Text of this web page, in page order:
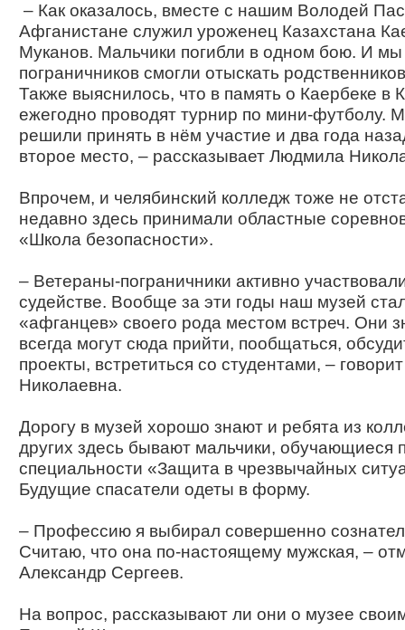
– Как оказалось, вместе с нашим Володей
Афганистане служил уроженец Казахстана
Муканов. Мальчики погибли в одном бою. И мы
пограничников смогли отыскать
Также выяснилось, что в память о Каербеке в
ежегодно проводят турнир по мини-футболу.
решили принять в нём участие и два года
второе место, – рассказывает Людмила
Впрочем, и челябинский колледж тоже не
недавно здесь принимали областные
«Школа безопасности».
– Ветераны-пограничники активно
судействе. Вообще за эти годы наш музей
«афганцев» своего рода местом встреч. Они
всегда могут сюда прийти, пообщаться,
проекты, встретиться со студентами, –
Николаевна.
Дорогу в музей хорошо знают и ребята из
других здесь бывают мальчики, обучающиеся
специальности «Защита в чрезвычайных
Будущие спасатели одеты в форму.
– Профессию я выбирал совершенно
Считаю, что она по-настоящему мужская, –
Александр Сергеев.
На вопрос, рассказывают ли они о музее